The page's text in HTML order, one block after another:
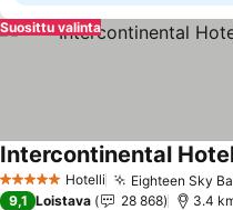
Suosittu valinta
5 Tähtiluokitus
Hotelli Eighteen Sky
9,1 Loistava 28 868 3.4